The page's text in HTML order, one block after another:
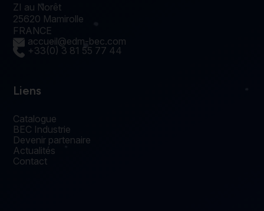
ZI au Norêt
25620 Mamirolle
FRANCE
accueil@edm-bec.com
+33(0) 3 81 55 77 44
Liens
Catalogue
BEC Industrie
Devenir partenaire
Actualités
Contact